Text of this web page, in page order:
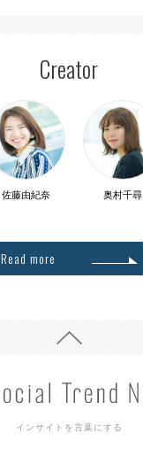
Creator
佐藤由紀奈 奥村千尋
Read more
インサイトを言葉にする